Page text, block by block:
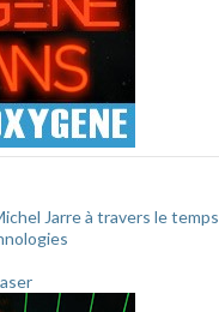
Jarre à travers le temps